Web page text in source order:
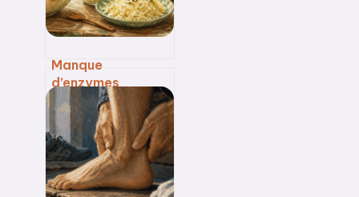
Manque
d’enzymes
digestives : quels
symptômes,
quelles causes et
comment
retrouver une
digestion fluide ?